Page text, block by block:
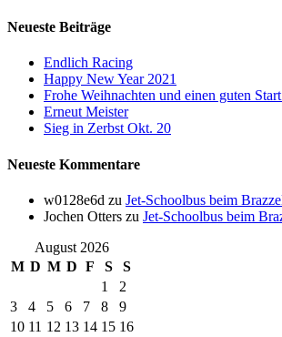
Neueste Beiträge
Endlich Racing
Happy New Year 2021
Frohe Weihnachten und einen guten
Erneut Meister
Sieg in Zerbst Okt. 20
Neueste Kommentare
w0128e6d zu Jet-Schoolbus beim
Jochen Otters zu Jet-Schoolbus beim
August 2026
M D M D F S
S
1
2
3
4 5 6 7 8
9
10 11 12 13 14 15 16